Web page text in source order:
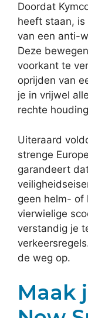
Doordat
heeft staan, is
van een anti-
Deze
voorkant te
oprijden van
je in vrijwel
rechte
Uiteraard
strenge
garandeert
geen helm- of
vierwielige
verstandig je
de weg op.
Maak